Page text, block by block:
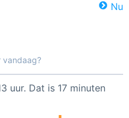
Nu
vandaag?
uur. Dat is 17 minuten